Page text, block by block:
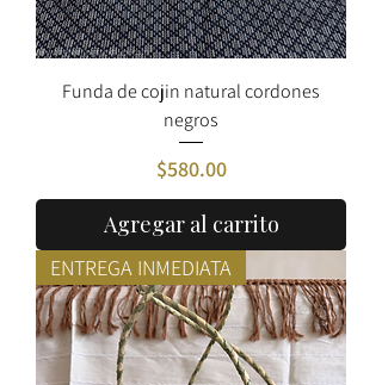
Funda de cojin natural cordones
negros
Precio
$580.00
Agregar al carrito
ENTREGA INMEDIATA